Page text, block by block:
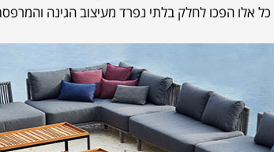
אלו הפכו לחלק בלתי נפרד מעיצוב הגינה